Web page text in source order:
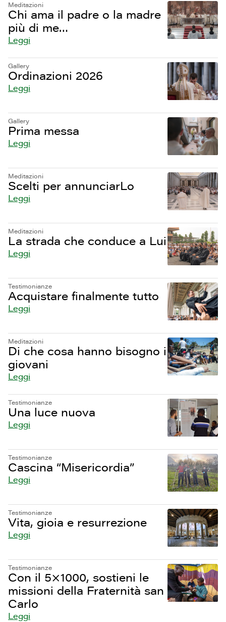
Meditazioni
Chi ama il padre o la madre
più di me…
Leggi
Gallery
Ordinazioni 2026
Leggi
Gallery
Prima messa
Leggi
Meditazioni
Scelti per annunciarLo
Leggi
Meditazioni
La strada che conduce a Lui
Leggi
Testimonianze
Acquistare finalmente tutto
Leggi
Meditazioni
Di che cosa hanno bisogno i
giovani
Leggi
Testimonianze
Una luce nuova
Leggi
Testimonianze
Cascina “Misericordia”
Leggi
Testimonianze
Vita, gioia e resurrezione
Leggi
Testimonianze
Con il 5×1000, sostieni le
missioni della Fraternità san
Carlo
Leggi